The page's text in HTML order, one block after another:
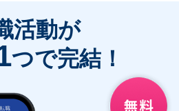
活動が
つで完結！